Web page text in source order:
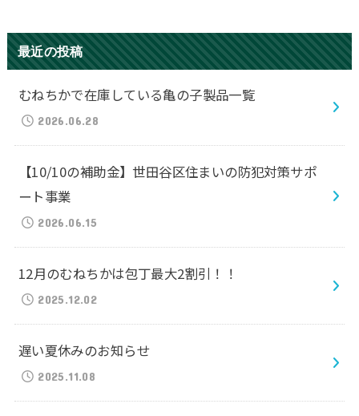
最近の投稿
むねちかで在庫している亀の子製品一覧
2026.06.28
【10/10の補助金】世田谷区住まいの防犯対策サポ
ート事業
2026.06.15
12月のむねちかは包丁最大2割引！！
2025.12.02
遅い夏休みのお知らせ
2025.11.08